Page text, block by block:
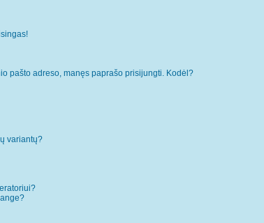
pašto adreso, manęs paprašo prisijungti. Kodėl?
variantų?